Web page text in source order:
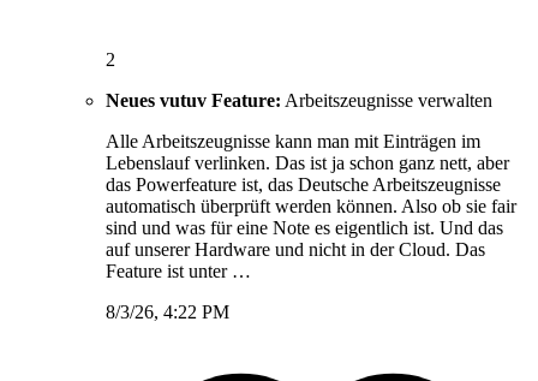
2
Neues vutuv Feature: Arbeitszeugnisse verwalten
Alle Arbeitszeugnisse kann man mit Einträgen im
Lebenslauf verlinken. Das ist ja schon ganz nett, aber
das Powerfeature ist, das Deutsche Arbeitszeugnisse
automatisch überprüft werden können. Also ob sie fair
sind und was für eine Note es eigentlich ist. Und das
auf unserer Hardware und nicht in der Cloud. Das
Feature ist unter …
8/3/26, 4:22 PM